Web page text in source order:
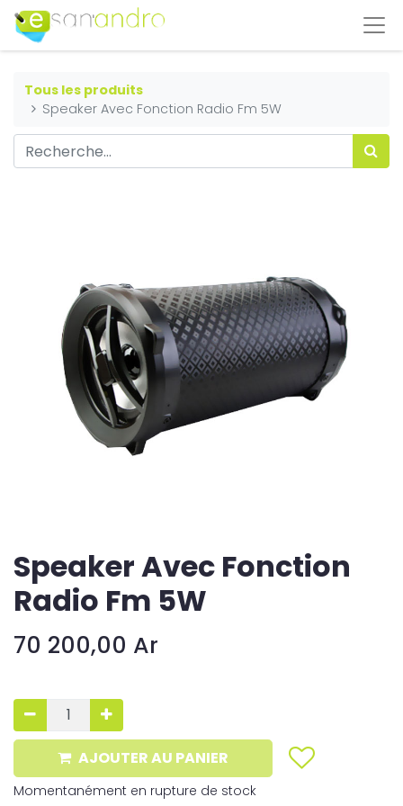
Tous les produits
Speaker Avec Fonction Radio Fm 5W
Speaker Avec Fonction
Radio Fm 5W
70 200,00 Ar
AJOUTER AU PANIER
Momentanément en rupture de stock